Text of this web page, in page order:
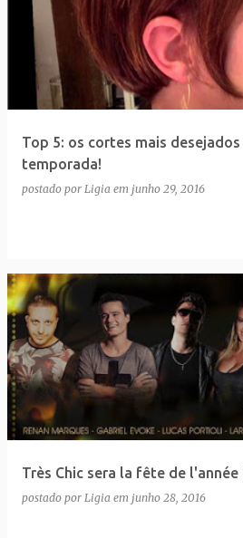
Top 5: os cortes mais
temporada!
postado por Ligia em junho 29, 2016
Très Chic sera la fête de l'année
postado por Ligia em junho 28, 2016